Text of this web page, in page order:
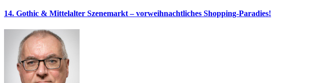
14. Gothic & Mittelalter Szenemarkt – vorweihnachtliches Shopping-Paradies!